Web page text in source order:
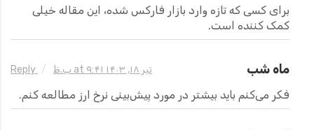
برای کسی که تازه وارد بازار فارکس شده، این مقاله خیلی
کمک کننده است.
ماه شب تیر ۱۸, ۱۴۰۳ at ۹:۴۱ ب.ظ
فکر می‌کنم باید بیشتر در مورد پیش‌بینی نرخ ارز مطالعه کنم.